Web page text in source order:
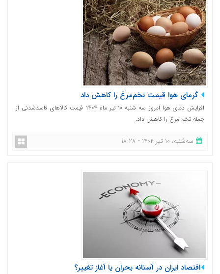
گرمای هوا قیمت تخم‌مرغ را کاهش داد
افزایش دمای هوا امروز سه شنبه ۱۰ تیر ماه ۱۴۰۴ قیمت کالاهای فاسدشدنی از
جمله تخم مرغ را کاهش داد.
ﺳﻪشنبه، 10 تیر 1404 - 18:28
اقتصاد ایران در آستانه بحران یا آغاز تغییر؟